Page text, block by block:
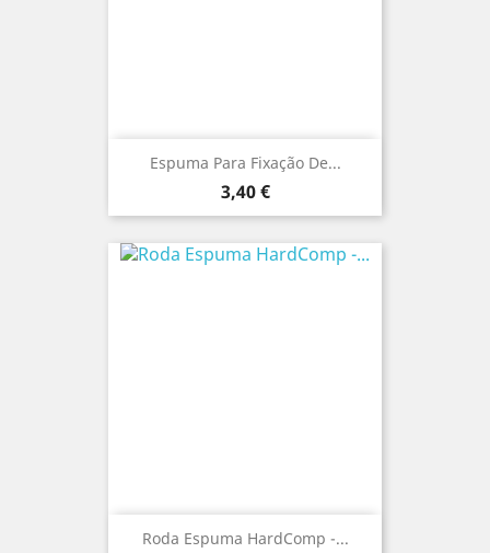
Espuma Para Fixação De...
Preço
3,40 €
Roda Espuma HardComp -...